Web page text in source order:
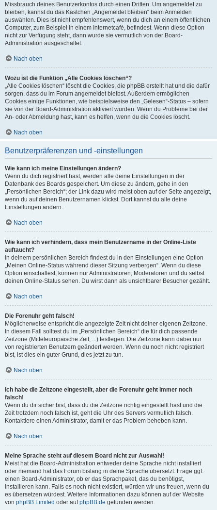
Missbrauch deines Benutzerkontos durch einen Dritten. Um angemeldet zu
bleiben, kannst du das Kästchen „Angemeldet bleiben“ beim Anmelden
auswählen. Dies ist nicht empfehlenswert, wenn du dich an einem öffentlichen
Computer, zum Beispiel in einem Internetcafé, befindest. Wenn diese Option
nicht zur Verfügung steht, dann wurde sie vermutlich von der Board-
Administration ausgeschaltet.
Nach oben
Wozu ist die Funktion „Alle Cookies löschen“?
„Alle Cookies löschen“ löscht die Cookies, die phpBB erstellt hat und die dafür
sorgen, dass du im Forum angemeldet bleibst. Außerdem ermöglichen
Cookies einige Funktionen, wie beispielsweise den „Gelesen“-Status – sofern
sie von der Board-Administration aktiviert wurden. Wenn du Probleme bei der
An- oder Abmeldung hast, kann es helfen, wenn du die Cookies löscht.
Nach oben
Benutzerpräferenzen und -einstellungen
Wie kann ich meine Einstellungen ändern?
Wenn du dich registriert hast, werden alle deine Einstellungen in der
Datenbank des Boards gespeichert. Um diese zu ändern, gehe in den
„Persönlichen Bereich“; der Link dazu wird meist oben auf der Seite angezeigt,
wenn du auf deinen Benutzernamen klickst. Dort kannst du alle deine
Einstellungen ändern.
Nach oben
Wie kann ich verhindern, dass mein Benutzername in der Online-Liste
auftaucht?
In deinem persönlichen Bereich findest du in den Einstellungen eine Option
„Meinen Online-Status während dieser Sitzung verbergen“. Wenn du diese
Option einschaltest, können nur Administratoren, Moderatoren und du selbst
deinen Online-Status sehen. Du wirst dann als unsichtbarer Besucher gezählt.
Nach oben
Die Forenuhr geht falsch!
Möglicherweise entspricht die angezeigte Zeit nicht deiner eigenen Zeitzone.
In diesem Fall solltest du im „Persönlichen Bereich“ die für dich passende
Zeitzone (Mitteleuropäische Zeit, ...) festlegen. Die Zeitzone kann dabei nur
von registrierten Benutzern geändert werden. Wenn du noch nicht registriert
bist, ist dies ein guter Grund, dies jetzt zu tun.
Nach oben
Ich habe die Zeitzone eingestellt, aber die Forenuhr geht immer noch
falsch!
Wenn du dir sicher bist, dass du die Zeitzone richtig eingestellt hast und die
Zeit trotzdem noch falsch ist, geht die Uhr des Servers vermutlich falsch.
Kontaktiere einen Administrator, damit er das Problem beheben kann.
Nach oben
Meine Sprache steht auf diesem Board nicht zur Auswahl!
Meist hat die Board-Administration entweder deine Sprache nicht installiert
oder niemand hat das Forum bislang in deine Sprache übersetzt. Frage ggf.
einen Board-Administrator, ob er das Sprachpaket, das du benötigst,
installieren kann. Falls es noch nicht existiert, würden wir uns freuen, wenn du
es übersetzen würdest. Weitere Informationen dazu können auf der Website
von phpBB Limited oder aufphpBB.de gefunden werden.